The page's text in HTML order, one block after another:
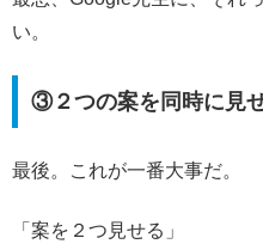
い。
③２つの案を同時に見
最後。これが一番大事だ。
「案を２つ見せる」